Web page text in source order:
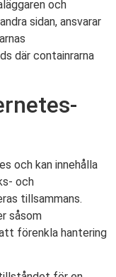
och
sidan, ansvarar
där containrarna
och kan innehålla
och
tillsammans.
såsom
förenkla hantering